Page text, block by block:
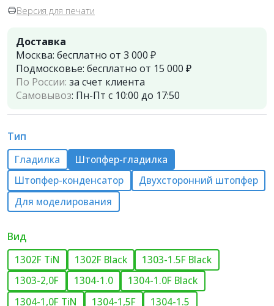
Версия для печати
Доставка
Москва: бесплатно от 3 000 ₽
Подмосковье: бесплатно от 15 000 ₽
По России: за счет клиента
Самовывоз: Пн-Пт с 10:00 до 17:50
Тип
Гладилка
Штопфер-гладилка
Штопфер-конденсатор
Двухсторонний штопфер
Для моделирования
Вид
1302F TiN 1302F Black
1303-1.5F Black
1303-2,0F
1304-1.0
1304-1.0F Black
1304-1,0F TiN
1304-1,5F
1304-1.5